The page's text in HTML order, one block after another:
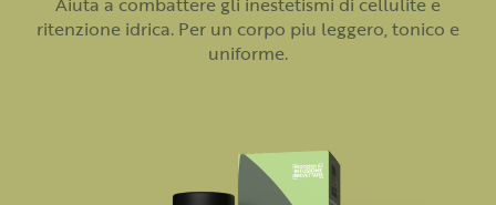
ritenzione idrica. Per un corpo piu leggero, tonico e
uniforme.